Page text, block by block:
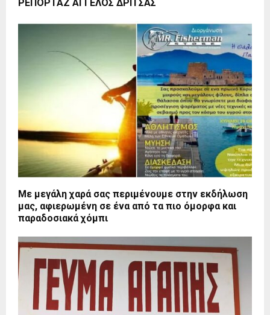
ΡΕΠΟΡΤΑΖ ΑΓΓΕΛΟΣ ΔΡΙΤΣΑΣ
Με μεγάλη χαρά σας περιμένουμε στην εκδήλωση
μας, αφιερωμένη σε ένα από τα πιο όμορφα και
παραδοσιακά χόμπι